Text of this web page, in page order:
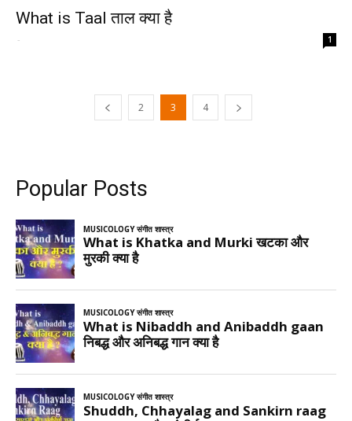
What is Taal ताल क्या है
- 1
2 3 4
Popular Posts